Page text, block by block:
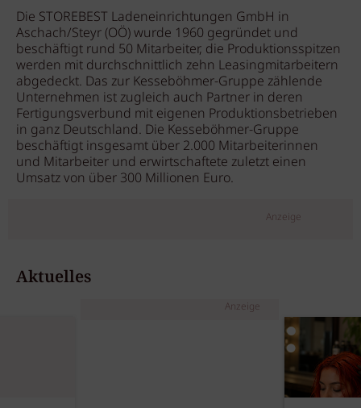
Die STOREBEST Ladeneinrichtungen GmbH in
Aschach/Steyr (OÖ) wurde 1960 gegründet und
beschäftigt rund 50 Mitarbeiter, die Produktionsspitzen
werden mit durchschnittlich zehn Leasingmitarbeitern
abgedeckt. Das zur Kesseböhmer-Gruppe zählende
Unternehmen ist zugleich auch Partner in deren
Fertigungsverbund mit eigenen Produktionsbetrieben
in ganz Deutschland. Die Kesseböhmer-Gruppe
beschäftigt insgesamt über 2.000 Mitarbeiterinnen
und Mitarbeiter und erwirtschaftete zuletzt einen
Umsatz von über 300 Millionen Euro.
Anzeige
Aktuelles
Anzeige